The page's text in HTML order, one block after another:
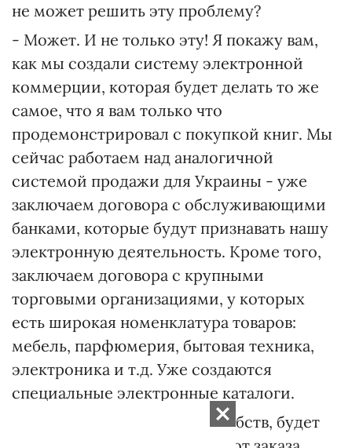
не может решить эту проблему?
- Может. И не только эту! Я покажу вам,
как мы создали систему электронной
коммерции, которая будет делать то же
самое, что я вам только что
продемонстрировал с покупкой книг. Мы
сейчас работаем над аналогичной
системой продажи для Украины - уже
заключаем договора с обслуживающими
банками, которые будут признавать нашу
электронную деятельность. Кроме того,
заключаем договора с крупными
торговыми организациями, у которых
есть широкая номенклатура товаров:
мебель, парфюмерия, бытовая техника,
электроника и т.д. Уже создаются
специальные электронные каталоги.
- Наш покупатель, кроме удобств, будет